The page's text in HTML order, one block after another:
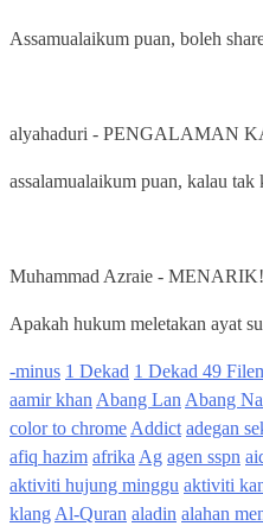
Assamualaikum puan, boleh
alyahaduri - PENGALAMAN
assalamualaikum puan, kalau
Muhammad Azraie -
Apakah hukum meletakan ayat
-minus 1 Dekad 1 Dekad 49
aamir khan Abang Lan Abang
color to chrome Addict adegan
afiq hazim afrika Ag agen sspn
aktiviti hujung minggu aktiviti
klang Al-Quran aladin alahan